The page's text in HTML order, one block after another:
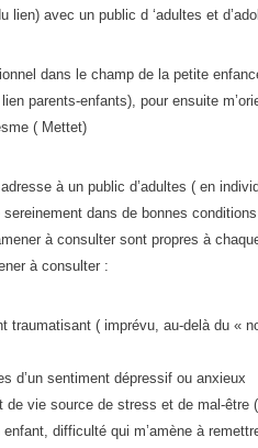
lien) avec un public d ‘adultes et
dans le champ de la petite
parents-enfants), pour ensuite
( Mettet)
à un public d’adultes ( en
sereinement dans de bonnes
à consulter sont propres à
à consulter :
traumatisant ( imprévu, au-delà du «
d’un sentiment dépressif ou anxieux
de vie source de stress et de mal-
difficulté qui m’amène à